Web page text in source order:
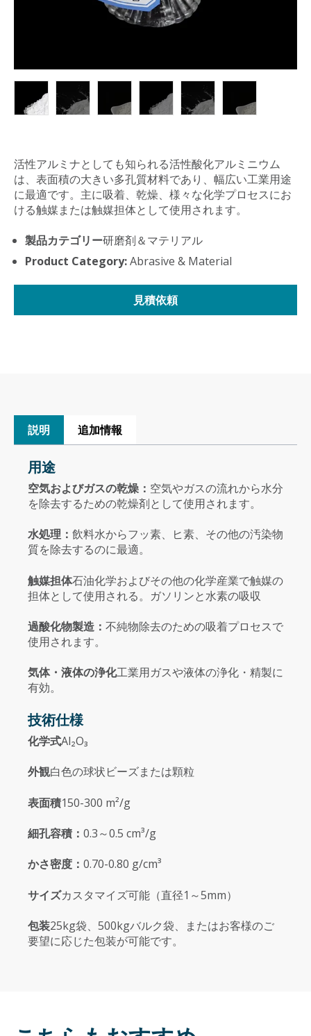
活性アルミナとしても知られる活性酸化アルミニウム
は、表面積の大きい多孔質材料であり、幅広い工業用途
に最適です。主に吸着、乾燥、様々な化学プロセスにお
ける触媒または触媒担体として使用されます。
製品カテゴリー研磨剤＆マテリアル
Product Category:Abrasive & Material
見積依頼
説明 追加情報
用途
空気およびガスの乾燥： 空気やガスの流れから水分
を除去するための乾燥剤として使用されます。
水処理： 飲料水からフッ素、ヒ素、その他の汚染物
質を除去するのに最適。
触媒担体石油化学およびその他の化学産業で触媒の
担体として使用される。ガソリンと水素の吸収
過酸化物製造： 不純物除去のための吸着プロセスで
使用されます。
気体・液体の浄化工業用ガスや液体の浄化・精製に
有効。
技術仕様
化学式Al₂O₃
外観白色の球状ビーズまたは顆粒
表面積150-300 m²/g
細孔容積： 0.3～0.5 cm³/g
かさ密度： 0.70-0.80 g/cm³
サイズカスタマイズ可能（直径1～5mm）
包装25kg袋、500kgバルク袋、またはお客様のご
要望に応じた包装が可能です。